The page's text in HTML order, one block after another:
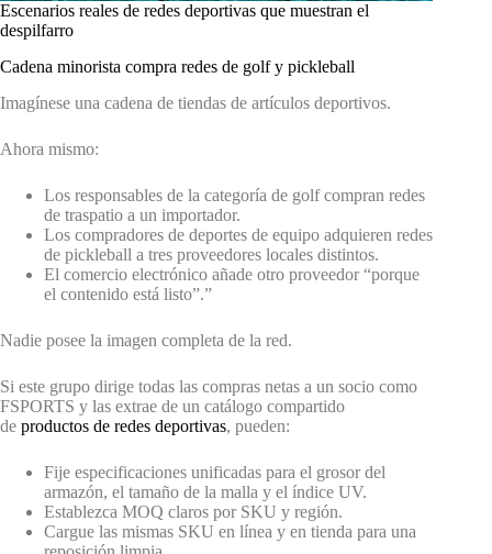
Escenarios reales de redes deportivas que muestran el
despilfarro
Cadena minorista compra redes de golf y pickleball
Imagínese una cadena de tiendas de artículos deportivos.
Ahora mismo:
Los responsables de la categoría de golf compran redes
de traspatio a un importador.
Los compradores de deportes de equipo adquieren redes
de pickleball a tres proveedores locales distintos.
El comercio electrónico añade otro proveedor “porque
el contenido está listo”.”
Nadie posee la imagen completa de la red.
Si este grupo dirige todas las compras netas a un socio como
FSPORTS y las extrae de un catálogo compartido
de productos de redes deportivas, pueden:
Fije especificaciones unificadas para el grosor del
armazón, el tamaño de la malla y el índice UV.
Establezca MOQ claros por SKU y región.
Cargue las mismas SKU en línea y en tienda para una